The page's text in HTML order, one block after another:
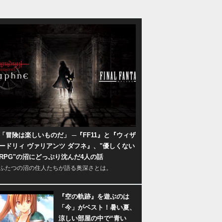
冒険は楽しいものだ」 ─『FF11』と『ウィザ
ドリィ ヴァリアンツ ダフネ』、"優しくない
の沼にどっぷり沈んだ4人の話
たつの沼の住人たちが語る奥深さとは。
『空の軌跡』を遊ぶのは
「今」がベスト！暑い夏、
涼しい部屋の中で“青い